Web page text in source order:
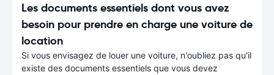
Les documents essentiels dont vous avez
besoin pour prendre en charge une voiture de
location
Si vous envisagez de louer une voiture, n'oubliez pas qu'il
existe des documents essentiels que vous devez